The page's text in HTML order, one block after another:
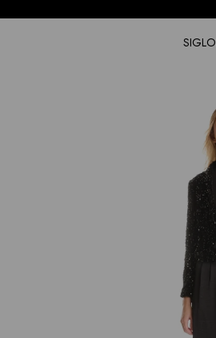
SIGLO